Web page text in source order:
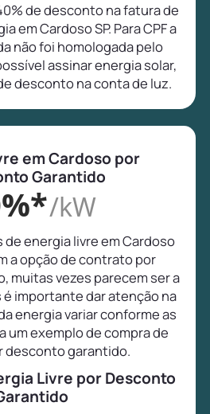
de desconto na fatura de
em Cardoso SP. Para CPF a
não foi homologada pelo
assinar energia solar,
desconto na conta de luz.
em Cardoso por
Garantido
/kW
energia livre em Cardoso
a opção de contrato por
muitas vezes parecem ser a
é importante dar atenção na
energia variar conforme as
um exemplo de compra de
desconto garantido.
Livre por Desconto